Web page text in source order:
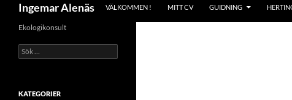
Ingemar Alenäs VÄLKOMMEN ! MITT CV GUIDNING
Ekologikonsult
Sök
efter:
KATEGORIER